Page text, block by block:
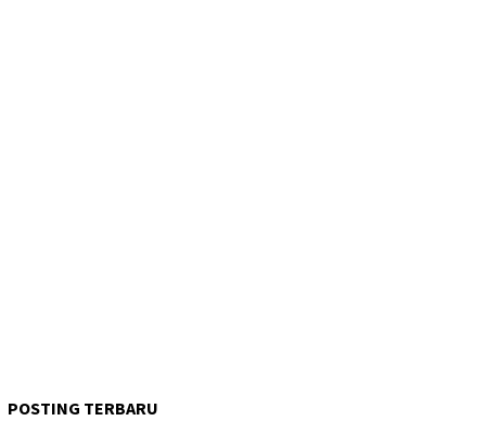
POSTING TERBARU